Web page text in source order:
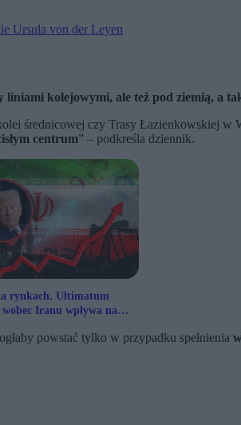
Ursula von der Leyen
liniami kolejowymi, ale też pod ziemią, a
średnicowej czy Trasy Łazienkowskiej w
centrum” – podkreśla dziennik.
rynkach. Ultimatum
Iranu wpływa na
powstać tylko w przypadku spełnienia